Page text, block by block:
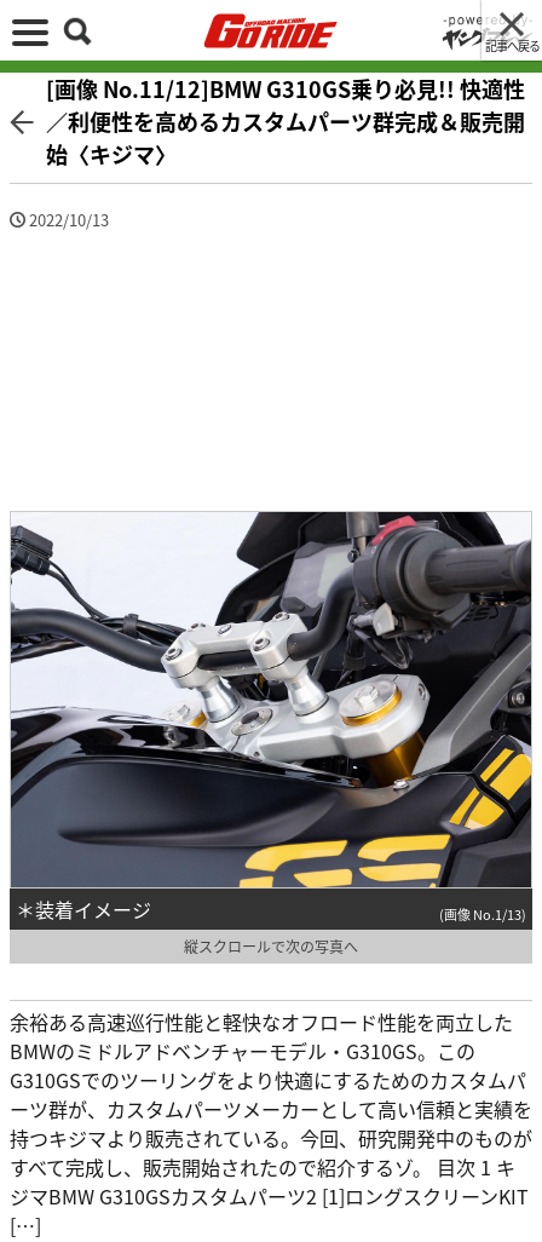
記事へ戻る
[画像 No.11/12]BMW G310GS乗り必見!! 快適性
／利便性を高めるカスタムパーツ群完成＆販売開
始〈キジマ〉
2022/10/13
＊装着イメージ (画像 No.1/13)
縦スクロールで次の写真へ
余裕ある高速巡行性能と軽快なオフロード性能を両立した
BMWのミドルアドベンチャーモデル・G310GS。この
G310GSでのツーリングをより快適にするためのカスタムパ
ーツ群が、カスタムパーツメーカーとして高い信頼と実績を
持つキジマより販売されている。今回、研究開発中のものが
すべて完成し、販売開始されたので紹介するゾ。 目次 1 キ
ジマBMW G310GSカスタムパーツ2 [1]ロングスクリーンKIT
[…]